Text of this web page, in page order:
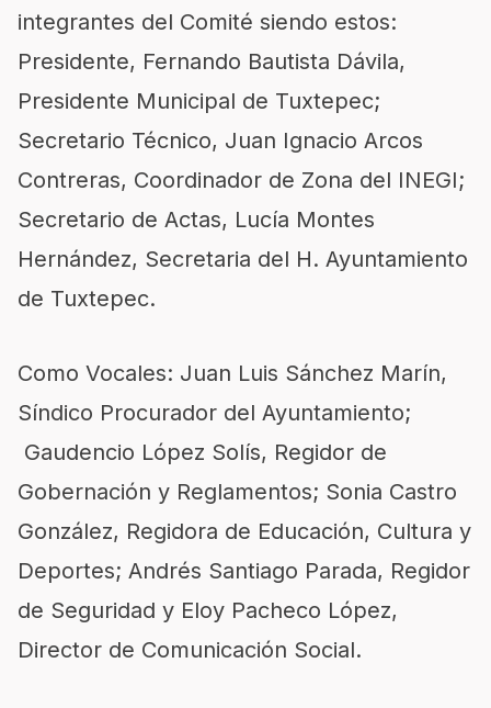
integrantes del Comité siendo estos:
Presidente, Fernando Bautista Dávila,
Presidente Municipal de Tuxtepec;
Secretario Técnico, Juan Ignacio Arcos
Contreras, Coordinador de Zona del INEGI;
Secretario de Actas, Lucía Montes
Hernández, Secretaria del H. Ayuntamiento
de Tuxtepec.
Como Vocales: Juan Luis Sánchez Marín,
Síndico Procurador del Ayuntamiento;
Gaudencio López Solís, Regidor de
Gobernación y Reglamentos; Sonia Castro
González, Regidora de Educación, Cultura y
Deportes; Andrés Santiago Parada, Regidor
de Seguridad y Eloy Pacheco López,
Director de Comunicación Social.